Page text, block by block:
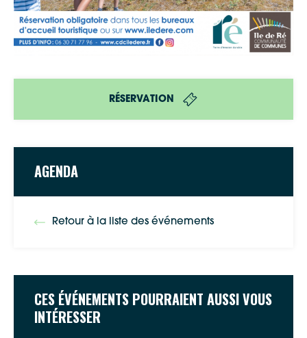
RÉSERVATION
AGENDA
Retour à la liste des événements
CES ÉVÉNEMENTS POURRAIENT AUSSI VOUS
INTÉRESSER
Waze